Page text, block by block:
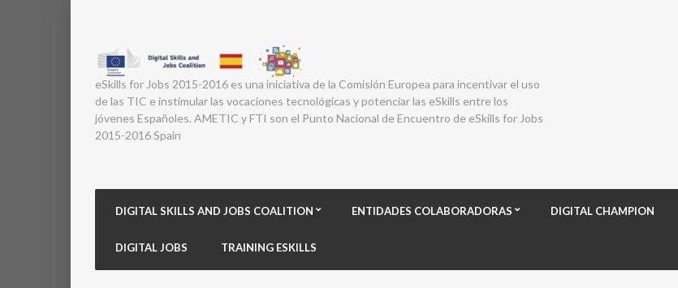
eSkills for Jobs 2015-2016 es una iniciativa de la Comisión Europea para incentivar el uso
de las TIC e instimular las vocaciones tecnológicas y potenciar las eSkills entre los
jóvenes Españoles. AMETIC y FTI son el Punto Nacional de Encuentro de eSkills for Jobs
2015-2016 Spain
DIGITAL SKILLS AND JOBS COALITION ENTIDADES COLABORADORAS DIGITAL CHAMPION
DIGITAL JOBS TRAINING ESKILLS